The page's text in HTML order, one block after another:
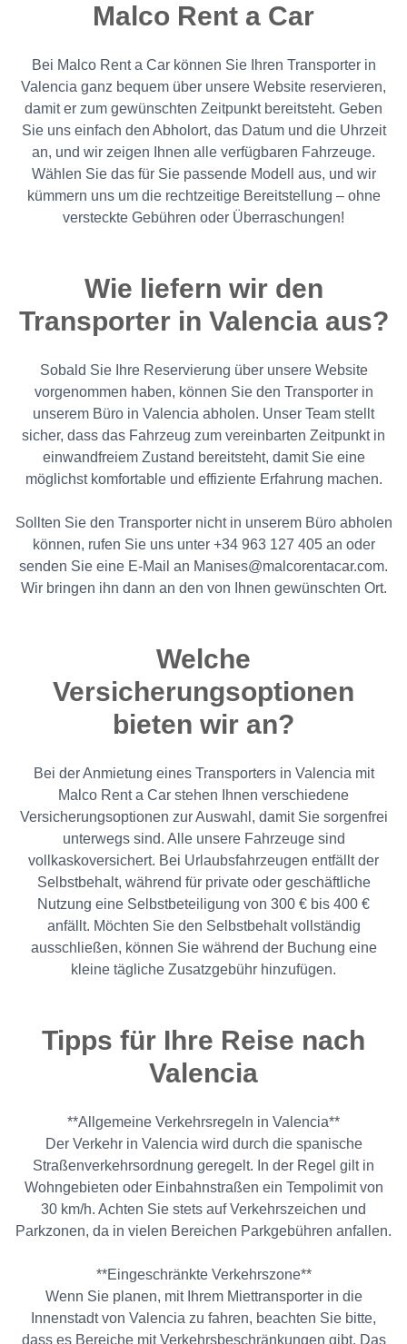
Malco Rent a Car
Bei Malco Rent a Car können Sie Ihren Transporter in
Valencia ganz bequem über unsere Website reservieren,
damit er zum gewünschten Zeitpunkt bereitsteht. Geben
Sie uns einfach den Abholort, das Datum und die Uhrzeit
an, und wir zeigen Ihnen alle verfügbaren Fahrzeuge.
Wählen Sie das für Sie passende Modell aus, und wir
kümmern uns um die rechtzeitige Bereitstellung – ohne
versteckte Gebühren oder Überraschungen!
Wie liefern wir den
Transporter in Valencia aus?
Sobald Sie Ihre Reservierung über unsere Website
vorgenommen haben, können Sie den Transporter in
unserem Büro in Valencia abholen. Unser Team stellt
sicher, dass das Fahrzeug zum vereinbarten Zeitpunkt in
einwandfreiem Zustand bereitsteht, damit Sie eine
möglichst komfortable und effiziente Erfahrung machen.
Sollten Sie den Transporter nicht in unserem Büro abholen
können, rufen Sie uns unter +34 963 127 405 an oder
senden Sie eine E-Mail an Manises@malcorentacar.com.
Wir bringen ihn dann an den von Ihnen gewünschten Ort.
Welche
Versicherungsoptionen
bieten wir an?
Bei der Anmietung eines Transporters in Valencia mit
Malco Rent a Car stehen Ihnen verschiedene
Versicherungsoptionen zur Auswahl, damit Sie sorgenfrei
unterwegs sind. Alle unsere Fahrzeuge sind
vollkaskoversichert. Bei Urlaubsfahrzeugen entfällt der
Selbstbehalt, während für private oder geschäftliche
Nutzung eine Selbstbeteiligung von 300 € bis 400 €
anfällt. Möchten Sie den Selbstbehalt vollständig
ausschließen, können Sie während der Buchung eine
kleine tägliche Zusatzgebühr hinzufügen.
Tipps für Ihre Reise nach
Valencia
**Allgemeine Verkehrsregeln in Valencia**
Der Verkehr in Valencia wird durch die spanische
Straßenverkehrsordnung geregelt. In der Regel gilt in
Wohngebieten oder Einbahnstraßen ein Tempolimit von
30 km/h. Achten Sie stets auf Verkehrszeichen und
Parkzonen, da in vielen Bereichen Parkgebühren anfallen.
**Eingeschränkte Verkehrszone**
Wenn Sie planen, mit Ihrem Miettransporter in die
Innenstadt von Valencia zu fahren, beachten Sie bitte,
dass es Bereiche mit Verkehrsbeschränkungen gibt. Das